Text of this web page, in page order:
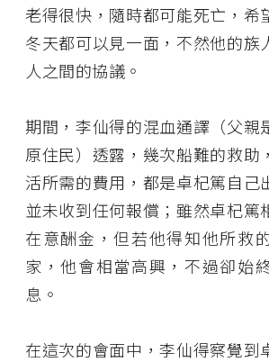
老得很快，隨時都可能死亡，希
冬天都可以見一面，不然他的族
人之間的協議。
期間，李仙得的混血通譯（父親
原住民）透露，幾次船難的救助
活所需的費用，都是卓杞篤自己
並未收到任何報償；雖然卓杞篤
在意酬金，但若他得知他所救
家，他會相當高興，不過卻始
息。
在這次的會面中，李仙得察覺到